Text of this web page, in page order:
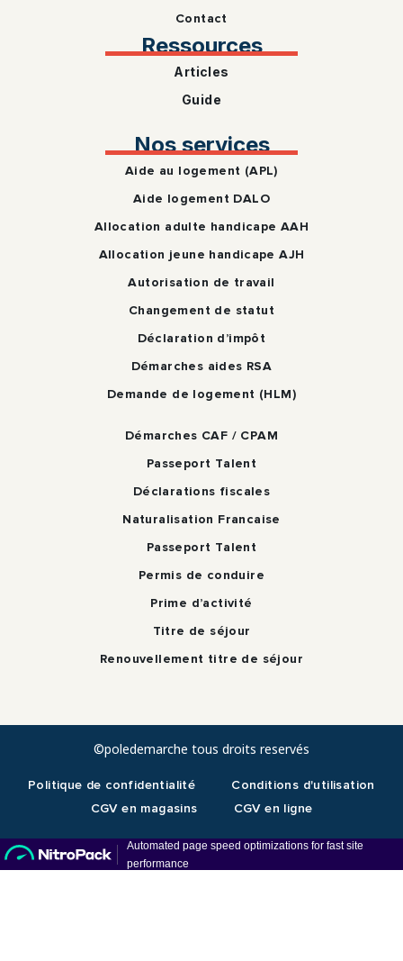
Contact
Ressources
Articles
Guide
Nos services
Aide au logement (APL)
Aide logement DALO
Allocation adulte handicape AAH
Allocation jeune handicape AJH
Autorisation de travail
Changement de statut
Déclaration d’impôt
Démarches aides RSA
Demande de logement (HLM)
Démarches CAF / CPAM
Passeport Talent
Déclarations fiscales
Naturalisation Francaise
Passeport Talent
Permis de conduire
Prime d’activité
Titre de séjour
Renouvellement titre de séjour
©poledemarche tous droits reservés
Politique de confidentialité
Conditions d'utilisation
CGV en magasins
CGV en ligne